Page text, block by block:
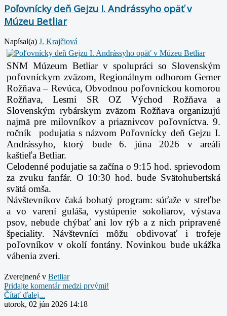
Poľovnícky deň Gejzu I. Andrássyho opäť v
Múzeu Betliar
Napísal(a) J. Krajčiová
SNM Múzeum Betliar v spolupráci so Slovenským
poľovníckym zväzom, Regionálnym odborom Gemer
Rožňava – Revúca, Obvodnou poľovníckou komorou
Rožňava, Lesmi SR OZVýchod Rožňava a
Slovenským rybárskym zväzom Rožňava organizujú
najmä pre milovníkov a priaznivcov poľovníctva. 9.
ročník podujatia s názvom Poľovnícky deň Gejzu I.
Andrássyho, ktorý bude 6. júna 2026 v areáli
kaštieľa Betliar.
Celodenné podujatie sa začína o 9:15 hod. sprievodom
za zvuku fanfár. O 10:30 hod. bude Svätohubertská
svätá omša.
Návštevníkov čaká bohatý program: súťaže v streľbe
a vo varení guláša, vystúpenie sokoliarov, výstava
psov, nebude chýbať ani lov rýb a z nich pripravené
špeciality. Návštevníci môžu obdivovať i trofeje
poľovníkov v okolí fontány. Novinkou bude ukážka
vábenia zveri.
Zverejnené v Betliar
Pridajte komentár medzi prvými!
Čítať ďalej...
utorok, 02 jún 2026 14:18